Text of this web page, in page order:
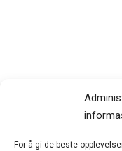
For å gi de beste